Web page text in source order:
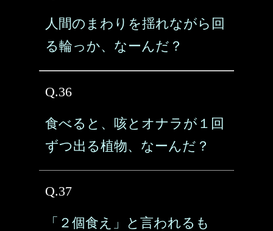
人間のまわりを揺れながら回
る輪っか、なーんだ？
Q.36
食べると、咳とオナラが１回
ずつ出る植物、なーんだ？
Q.37
「２個食え」と言われるも